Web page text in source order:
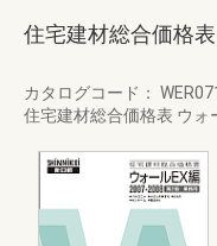
住宅建材総合価格
カタログコード： WER071
住宅建材総合価格表 ウォ